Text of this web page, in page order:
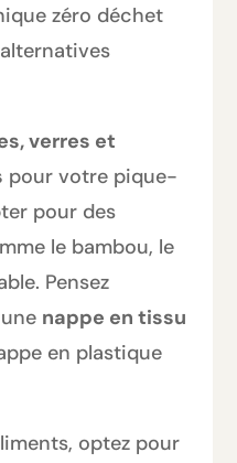
zéro déchet
verres et
pour votre pique-
pour des
le bambou, le
Pensez
nappe en tissu
en plastique
optez pour